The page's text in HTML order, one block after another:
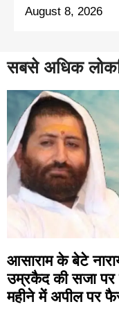
August 8, 2026
सबसे अधिक
आसाराम के बेटे
उम्रकैद की सजा पर
महीने में अपील पर